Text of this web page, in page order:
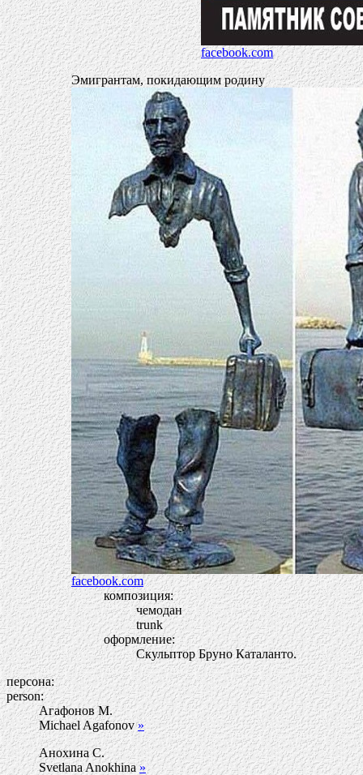
facebook.com
Эмигрантам, покидающим родину
facebook.com
композиция:
чемодан
trunk
оформление:
Скульптор Бруно Каталанто.
персона:
person:
Агафонов М.
Michael Agafonov»
Анохина С.
Svetlana Anokhina»